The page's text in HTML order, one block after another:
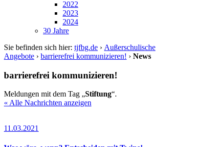
2022
2023
2024
30 Jahre
Sie befinden sich hier: tjfbg.de › Außerschulische
Angebote › barrierefrei kommunizieren! › News
barrierefrei kommunizieren!
Meldungen mit dem Tag „Stiftung“.
« Alle Nachrichten anzeigen
11.03.2021